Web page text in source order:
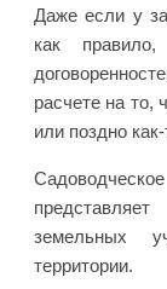
Даже если у
как
расчете на то,
или поздно
земельных
территории.